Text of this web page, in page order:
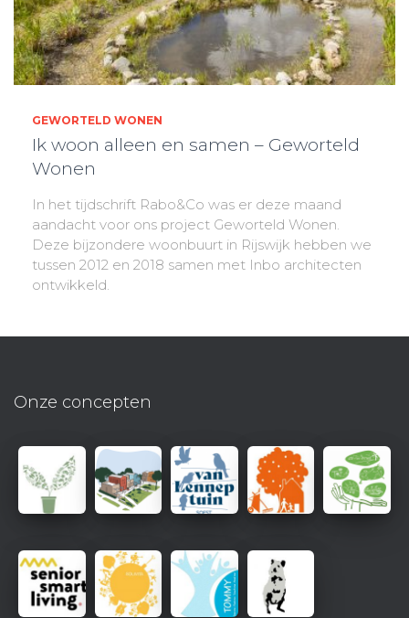
GEWORTELD WONEN
Ik woon alleen en samen – Geworteld
Wonen
In het tijdschrift Rabo&Co was er deze maand
aandacht voor ons project Geworteld Wonen.
Deze bijzondere woonbuurt in Rijswijk hebben we
tussen 2012 en 2018 samen met Inbo architecten
ontwikkeld.
Onze concepten